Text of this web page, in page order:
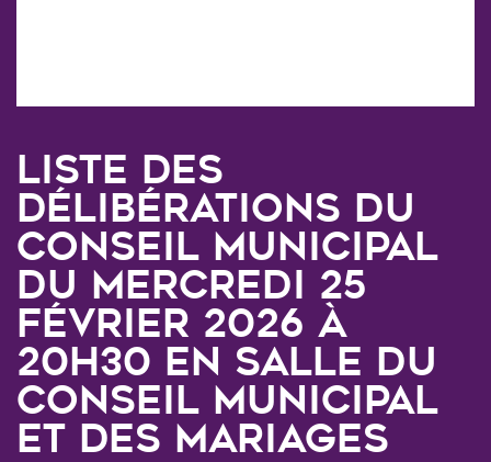
Liste des
délibérations du
Conseil Municipal
du mercredi 25
février 2026 à
20H30 en salle du
conseil municipal
et des mariages